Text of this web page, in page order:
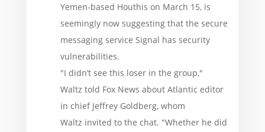
Yemen-based Houthis on March 15, is
seemingly now suggesting that the secure
messaging service Signal has security
vulnerabilities.
"I didn’t see this loser in the group,"
Waltz told Fox News about Atlantic editor
in chief Jeffrey Goldberg, whom
Waltz invited to the chat. "Whether he did